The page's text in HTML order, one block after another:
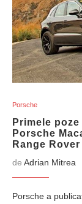
Porsche
Primele
Porsche
Range
de Adrian Mitrea
Porsche a